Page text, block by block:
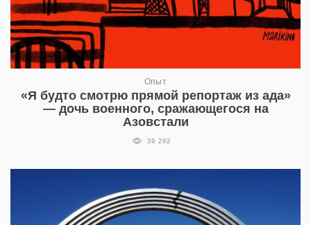
Опыт
«Я будто смотрю прямой репортаж из ада»
— дочь военного, сражающегося на
Азовстали
39 292